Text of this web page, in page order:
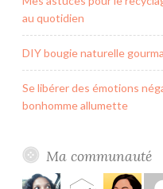
au quotidien
DIY bougie naturelle
Se libérer des émotions
bonhomme allumette
Ma communauté